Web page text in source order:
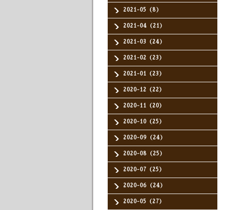
2021-05（8）
2021-04（21）
2021-03（24）
2021-02（23）
2021-01（23）
2020-12（22）
2020-11（20）
2020-10（25）
2020-09（24）
2020-08（25）
2020-07（25）
2020-06（24）
2020-05（27）